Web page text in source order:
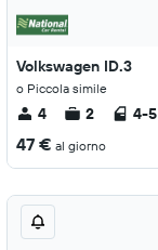
Volkswagen ID.3
o Piccola simile
4 2 4-5
47 € al giorno